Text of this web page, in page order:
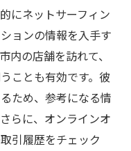
にネットサーフィン
ョンの情報を入手す
内の店舗を訪れて、
ことも有効です。彼
ため、参考になる情
らに、オンラインオ
引履歴をチェック